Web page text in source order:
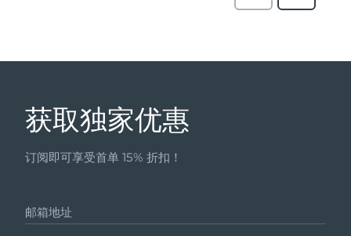
获取独家优惠
订阅即可享受首单 15% 折扣！
邮箱地址